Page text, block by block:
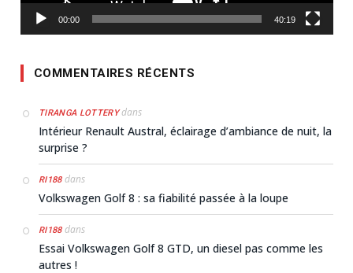
00:00 40:19
COMMENTAIRES RÉCENTS
TIRANGA LOTTERYdans
Intérieur Renault Austral, éclairage d’ambiance de nuit, la
surprise ?
RI188dans
Volkswagen Golf 8 : sa fiabilité passée à la loupe
RI188dans
Essai Volkswagen Golf 8 GTD, un diesel pas comme les
autres !